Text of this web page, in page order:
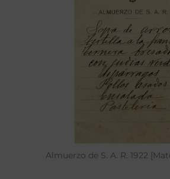
Almuerzo de S. A. R. 1922